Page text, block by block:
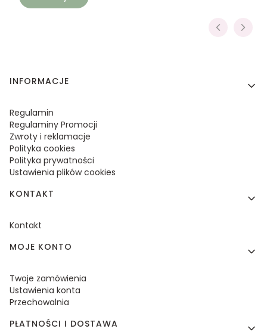
Linki w stopce
INFORMACJE
Regulamin
Regulaminy Promocji
Zwroty i reklamacje
Polityka cookies
Polityka prywatności
Ustawienia plików cookies
KONTAKT
Kontakt
MOJE KONTO
Twoje zamówienia
Ustawienia konta
Przechowalnia
PŁATNOŚCI I DOSTAWA